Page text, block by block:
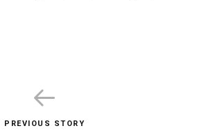
PREVIOUS STORY